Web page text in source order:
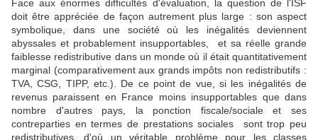
Face aux énormes difficultés d'évaluation, la question de l'ISF
doit être appréciée de façon autrement plus large : son aspect
symbolique, dans une société où les inégalités deviennent
abyssales et probablement insupportables, et sa réelle grande
faiblesse redistributive dans un monde où il était quantitativement
marginal (comparativement aux grands impôts non redistributifs :
TVA, CSG, TIPP, etc.). De ce point de vue, si les inégalités de
revenus paraissent en France moins insupportables que dans
nombre d'autres pays, la ponction fiscale/sociale et ses
contreparties en termes de prestations sociales sont trop peu
redistributives, d'où un véritable problème pour les classes